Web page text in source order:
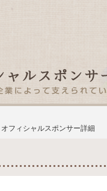
フィシャルスポンサー詳細